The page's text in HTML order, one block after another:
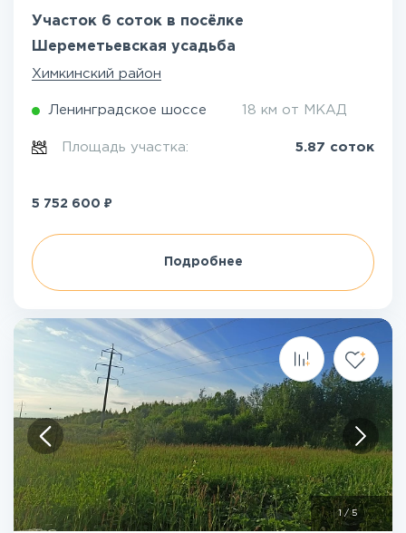
Участок 6 соток в посёлке
Шереметьевская усадьба
Химкинский район
Ленинградское шоссе 18 км от МКАД
Площадь участка: 5.87 соток
5 752 600 ₽
Подробнее
1 /5